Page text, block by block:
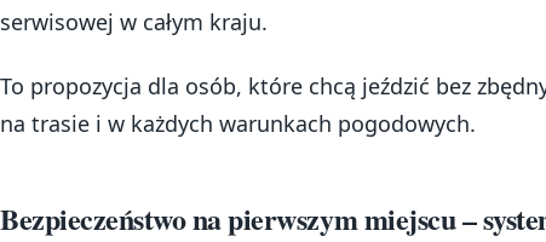
serwisowej w całym kraju.
To propozycja dla osób, które chcą jeździć bez
na trasie i w każdych warunkach pogodowych.
Bezpieczeństwo na pierwszym miejscu –